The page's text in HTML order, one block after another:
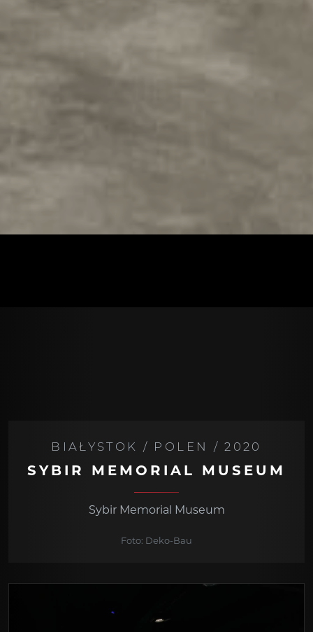
BIAŁYSTOK / POLEN / 2020
SYBIR MEMORIAL MUSEUM
Sybir Memorial Museum
Foto: Deko-Bau